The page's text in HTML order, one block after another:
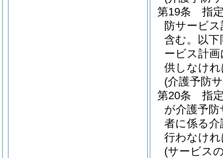
第19条
指
防サービ
含む。以下
ービス計
供しなけ
(介護予防
第20条
指
が介護予
者に係る
行わなけ
(サービス